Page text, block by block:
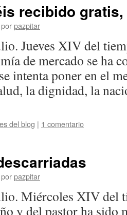
recibido
porpazpitar
Jueves XIV del
de mercado se ha
intenta poner en el
la dignidad, la
del blog | 1 comentario
porpazpitar
Miércoles XIV del
y del pastor ha sido